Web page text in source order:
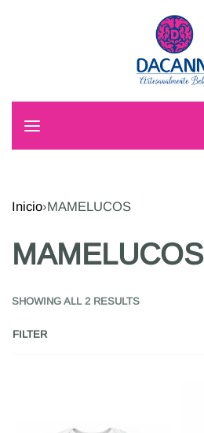
Inicio›MAMELUCOS
MAMELUCOS
SHOWING ALL 2 RESULTS
FILTER